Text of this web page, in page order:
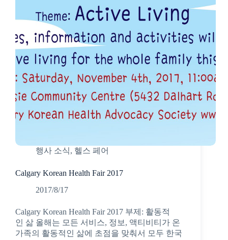
행사 소식, 헬스 페어
Calgary Korean Health Fair 2017
2017/8/17
Calgary Korean Health Fair 2017 부제: 활동적
인 삶 올해는 모든 서비스, 정보, 액티비티가 온
가족의 활동적인 삶에 초점을 맞춰서 모두 한국